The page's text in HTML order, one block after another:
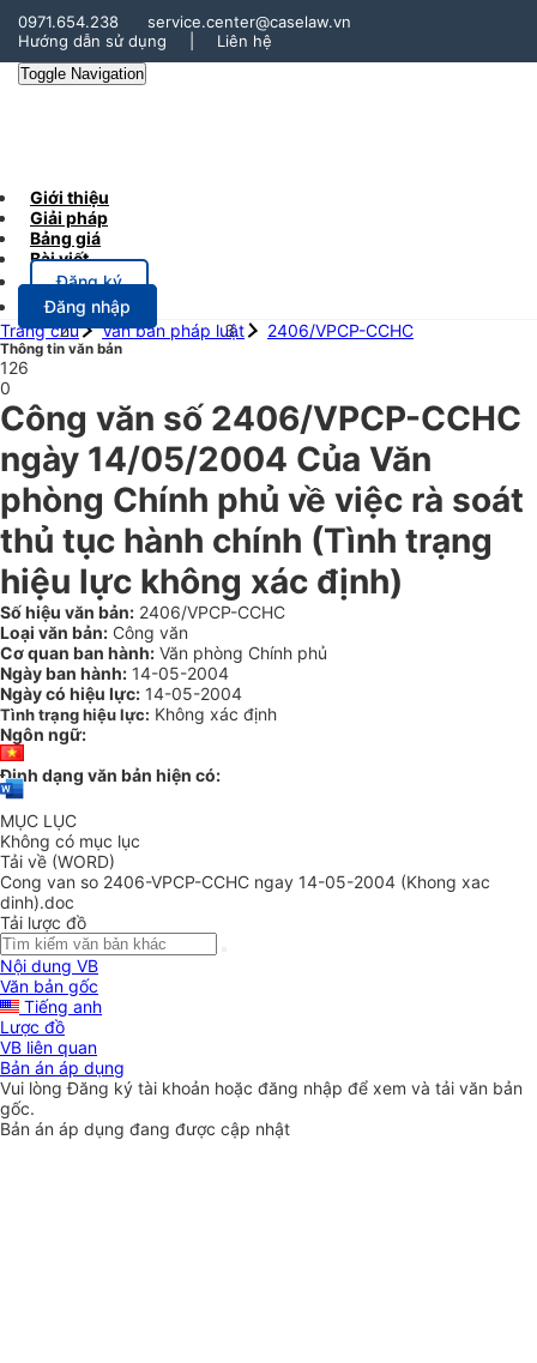
0971.654.238
service.center@caselaw.vn
Hướng dẫn sử dụng
Liên hệ
Toggle Navigation
Giới thiệu
Giải pháp
Bảng giá
Bài viết
Đăng ký
Đăng nhập
Trang chủ
Văn bản pháp luật 2406/VPCP-CCHC
Thông tin văn bản
126
0
Công văn số 2406/VPCP-CCHC
ngày 14/05/2004 Của Văn
phòng Chính phủ về việc rà soát
thủ tục hành chính (Tình trạng
hiệu lực không xác định)
Số hiệu văn bản: 2406/VPCP-CCHC
Loại văn bản: Công văn
Cơ quan ban hành: Văn phòng Chính phủ
Ngày ban hành: 14-05-2004
Ngày có hiệu lực: 14-05-2004
Tình trạng hiệu lực: Không xác định
Ngôn ngữ:
Định dạng văn bản hiện có:
MỤC LỤC
Không có mục lục
Tải về (WORD)
Cong van so 2406-VPCP-CCHC ngay 14-05-2004 (Khong xac
dinh).doc
Tải lược đồ
Nội dung VB
Văn bản gốc
Tiếng anh
Lược đồ
VB liên quan
Bản án áp dụng
Vui lòngĐăng ký tài khoản hoặc đăng nhập để xem và tải văn bản
gốc.
Bản án áp dụng đang được cập nhật